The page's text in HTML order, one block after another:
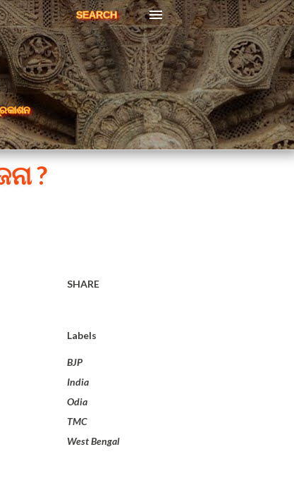
SEARCH
?
SHARE
Labels
BJP
India
Odia
TMC
West Bengal